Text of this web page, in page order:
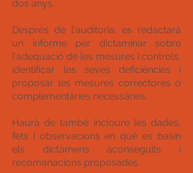
dos anys.
Després de l'auditoria, es redactarà
un informe per dictaminar sobre
l'adequació de les mesures i controls,
identificar les seves deficiències i
proposar les mesures correctores o
complementàries necessàries.
Haurà de també incloure les dades,
fets i observacions en què es basin
els dictàmens aconseguits i
recomanacions proposades.